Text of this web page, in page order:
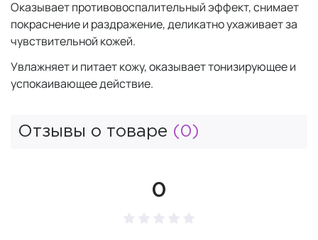
Оказывает противовоспалительный эффект, снимает
покраснение и раздражение, деликатно ухаживает за
чувствительной кожей.
Увлажняет и питает кожу, оказывает тонизирующее и
успокаивающее действие.
Отзывы о товаре (0)
0